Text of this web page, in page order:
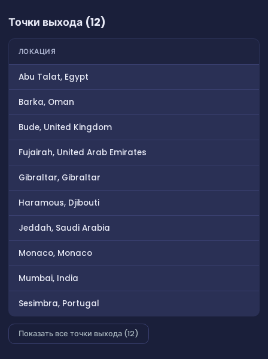
Точки выхода (12)
ЛОКАЦИЯ
Abu Talat, Egypt
Barka, Oman
Bude, United Kingdom
Fujairah, United Arab Emirates
Gibraltar, Gibraltar
Haramous, Djibouti
Jeddah, Saudi Arabia
Monaco, Monaco
Mumbai, India
Sesimbra, Portugal
Показать все точки выхода (12)